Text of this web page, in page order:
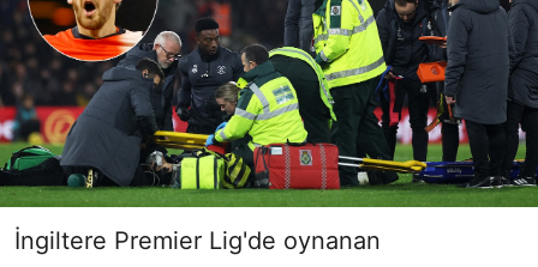
İngiltere Premier Lig'de oynanan